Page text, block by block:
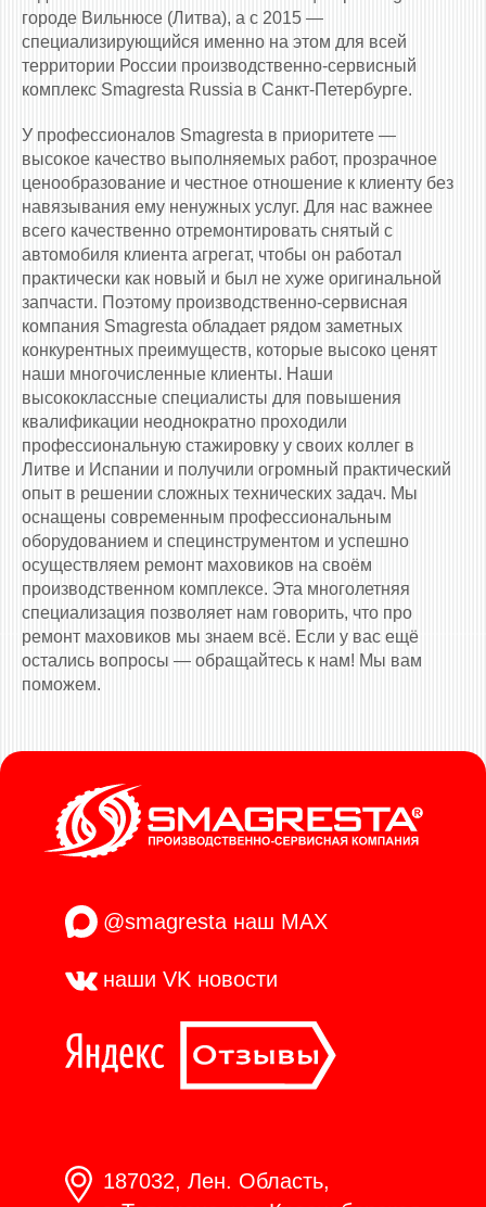
городе Вильнюсе (Литва), а с 2015 —
специализирующийся именно на этом для всей
территории России производственно-сервисный
комплекс Smagresta Russia в Санкт-Петербурге.
У профессионалов Smagresta в приоритете —
высокое качество выполняемых работ, прозрачное
ценообразование и честное отношение к клиенту без
навязывания ему ненужных услуг. Для нас важнее
всего качественно отремонтировать снятый с
автомобиля клиента агрегат, чтобы он работал
практически как новый и был не хуже оригинальной
запчасти. Поэтому производственно-сервисная
компания Smagresta обладает рядом заметных
конкурентных преимуществ, которые высоко ценят
наши многочисленные клиенты. Наши
высококлассные специалисты для повышения
квалификации неоднократно проходили
профессиональную стажировку у своих коллег в
Литве и Испании и получили огромный практический
опыт в решении сложных технических задач. Мы
оснащены современным профессиональным
оборудованием и специнструментом и успешно
осуществляем ремонт маховиков на своём
производственном комплексе. Эта многолетняя
специализация позволяет нам говорить, что про
ремонт маховиков мы знаем всё. Если у вас ещё
остались вопросы — обращайтесь к нам! Мы вам
поможем.
@smagresta наш MAX
наши VK новости
187032, Лен. Область,